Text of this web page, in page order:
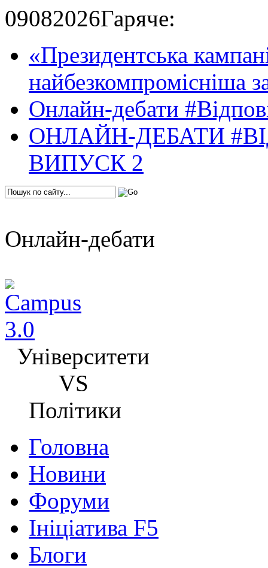
09082026Гаряче:
«Президентська
найбезкомпромісніша
Онлайн-дебати
ОНЛАЙН-ДЕБАТИ
ВИПУСК 2
Онлайн-дебати
Університети
VS
Політики
Головна
Новини
Форуми
Ініціатива F5
Блоги